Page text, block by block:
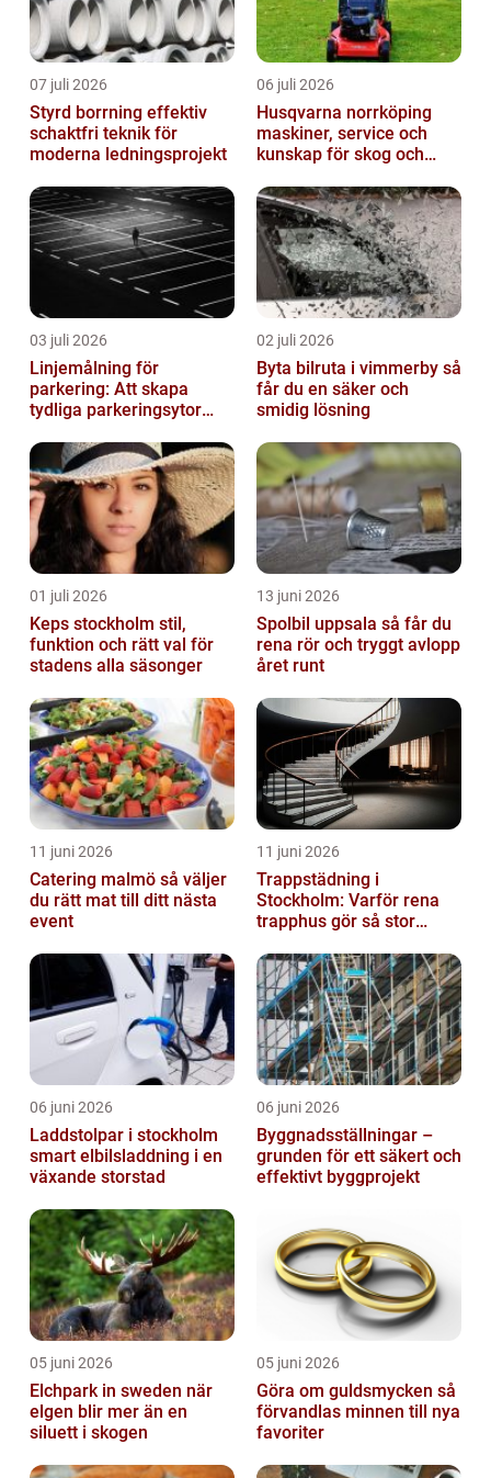
07 juli 2026
Styrd borrning effektiv
schaktfri teknik för
moderna ledningsprojekt
06 juli 2026
Husqvarna norrköping
maskiner, service och
kunskap för skog och
03 juli 2026
Linjemålning för
parkering: Att skapa
tydliga parkeringsytor
parkeringslinjer
02 juli 2026
Byta bilruta i vimmerby så
får du en säker och
smidig lösning
01 juli 2026
Keps stockholm stil,
funktion och rätt val för
stadens alla säsonger
13 juni 2026
Spolbil uppsala så får du
rena rör och tryggt avlopp
året runt
11 juni 2026
Catering malmö så väljer
du rätt mat till ditt nästa
event
11 juni 2026
Trappstädning i
Stockholm: Varför rena
trapphus gör så stor
06 juni 2026
Laddstolpar i stockholm
smart elbilsladdning i en
växande storstad
06 juni 2026
Byggnadsställningar –
grunden för ett säkert och
effektivt byggprojekt
05 juni 2026
Elchpark in sweden när
elgen blir mer än en
siluett i skogen
05 juni 2026
Göra om guldsmycken så
förvandlas minnen till nya
favoriter